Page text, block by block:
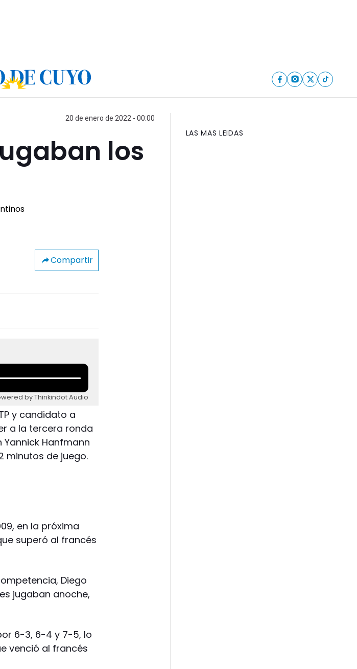
20 de enero de 2022 - 00:00
los
Compartir
by Thinkindot Audio
y candidato a
a la tercera ronda
Hanfmann
minutos de juego.
en la próxima
superó al francés
Diego
jugaban anoche,
6-3, 6-4 y 7-5, lo
venció al francés
LAS MAS LEIDAS